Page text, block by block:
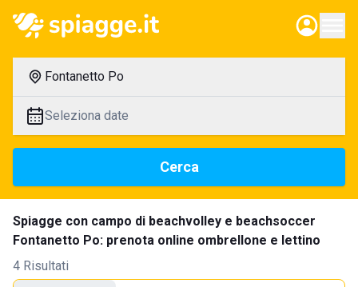
Fontanetto Po
Seleziona date
Cerca
Spiagge con campo di beachvolley e beachsoccer
Fontanetto Po: prenota online ombrellone e lettino
4 Risultati